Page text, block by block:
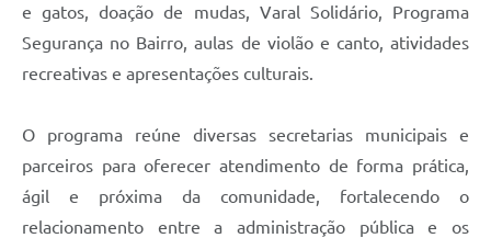
e gatos, doação de mudas, Varal Solidário, Programa
Segurança no Bairro, aulas de violão e canto, atividades
recreativas e apresentações culturais.
O programa reúne diversas secretarias municipais e
parceiros para oferecer atendimento de forma prática,
ágil e próxima da comunidade, fortalecendo o
relacionamento entre a administração pública e os